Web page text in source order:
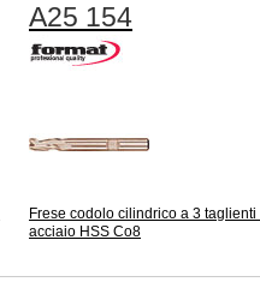
A25 154
Frese codolo cilindrico a 3 taglienti
acciaio HSS Co8